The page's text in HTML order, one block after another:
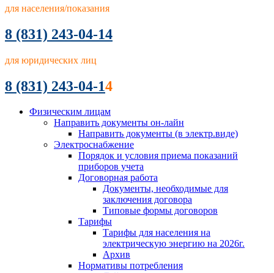
для населения/показания
8 (831) 243-04-14
для юридических лиц
8 (831) 243-04-14
Физическим лицам
Направить документы он-лайн
Направить документы (в электр.виде)
Электроснабжение
Порядок и условия приема показаний
приборов учета
Договорная работа
Документы, необходимые для
заключения договора
Типовые формы договоров
Тарифы
Тарифы для населения на
электрическую энергию на 2026г.
Архив
Нормативы потребления